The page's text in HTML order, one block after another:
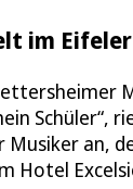
im
Schüler“,
Musiker an,